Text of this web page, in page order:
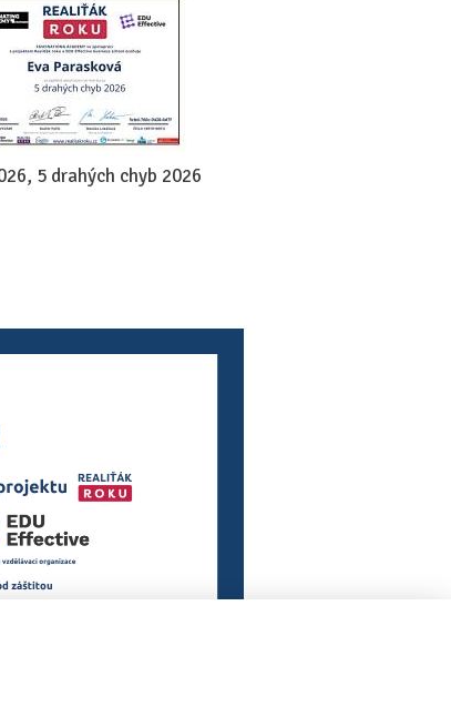
5 drahých chyb 2026